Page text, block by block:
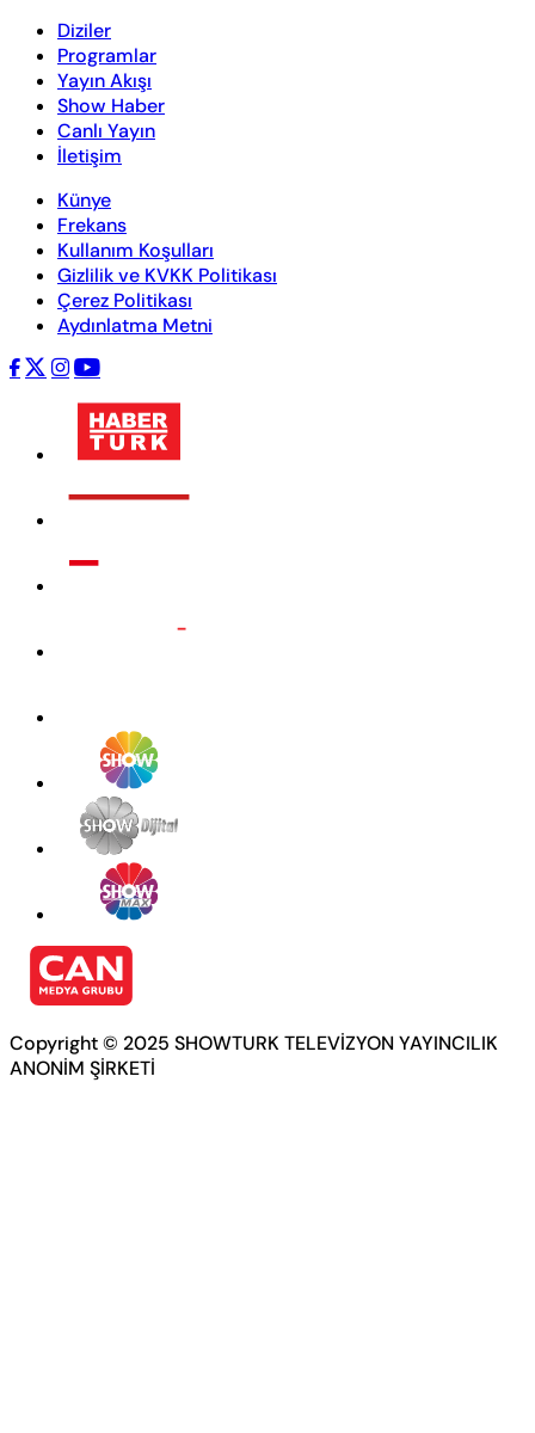
Diziler
Programlar
Yayın Akışı
Show Haber
Canlı Yayın
İletişim
Künye
Frekans
Kullanım Koşulları
Gizlilik ve KVKK Politikası
Çerez Politikası
Aydınlatma Metni
Copyright © 2025 SHOWTURK TELEVİZYON YAYINCILIK
ANONİM ŞİRKETİ